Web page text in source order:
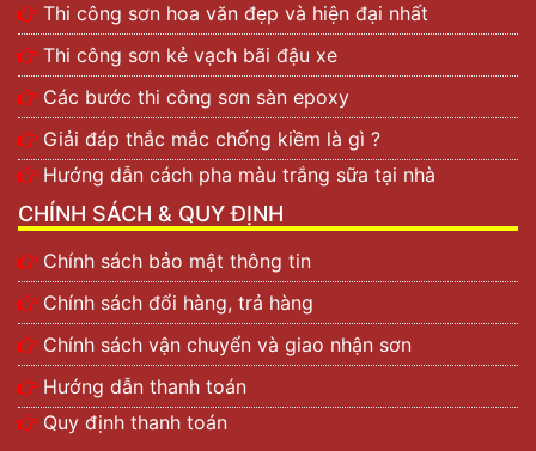
Thi công sơn hoa văn đẹp và hiện đại nhất
Thi công sơn kẻ vạch bãi đậu xe
Các bước thi công sơn sàn epoxy
Giải đáp thắc mắc chống kiềm là gì ?
Hướng dẫn cách pha màu trắng sữa tại nhà
CHÍNH SÁCH & QUY ĐỊNH
Chính sách bảo mật thông tin
Chính sách đổi hàng, trả hàng
Chính sách vận chuyển và giao nhận sơn
Hướng dẫn thanh toán
Quy định thanh toán